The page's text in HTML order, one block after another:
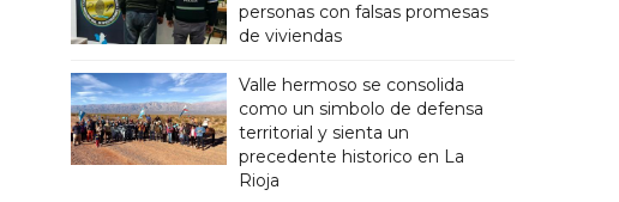
personas con falsas promesas
de viviendas
Valle hermoso se consolida
como un simbolo de defensa
territorial y sienta un
precedente historico en La
Rioja